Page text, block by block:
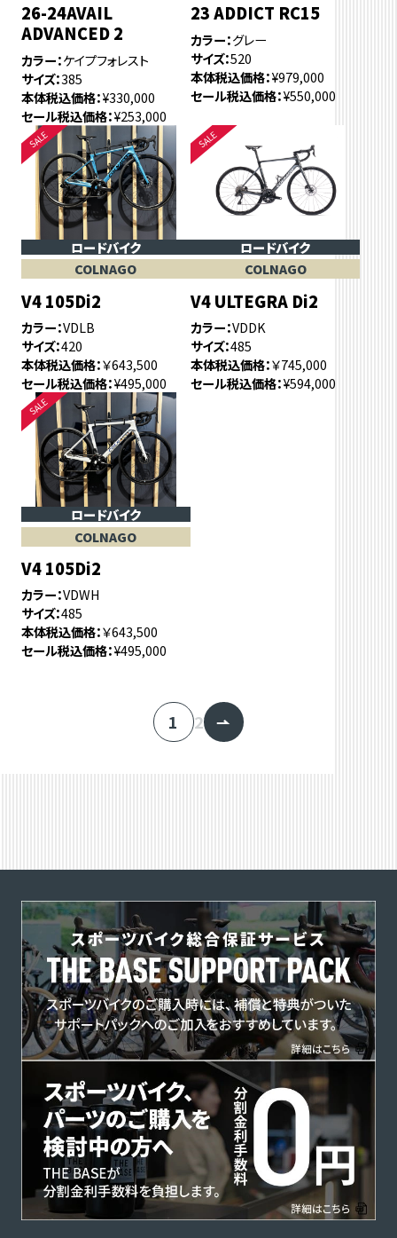
26-24AVAIL
ADVANCED 2
カラー ケイプフォレスト
サイズ 385
本体税込価格 ¥330,000
セール税込価格 ¥253,000
23 ADDICT RC15
カラー グレー
サイズ 520
本体税込価格 ¥979,000
セール税込価格 ¥550,000
ロードバイク
COLNAGO
V4 105Di2
カラー VDLB
サイズ 420
本体税込価格 ￥643,500
セール税込価格 ¥495,000
ロードバイク
COLNAGO
V4 ULTEGRA Di2
カラー VDDK
サイズ 485
本体税込価格 ￥745,000
セール税込価格 ¥594,000
ロードバイク
COLNAGO
V4 105Di2
カラー VDWH
サイズ 485
本体税込価格 ￥643,500
セール税込価格 ¥495,000
1 2